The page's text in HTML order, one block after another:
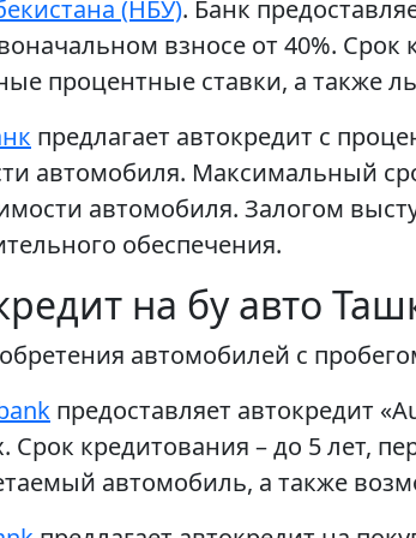
(НБУ). Банк
взносе от 40%. Срок
процентные ставки, а также
предлагает автокредит с
автомобиля. Максимальный
автомобиля. Залогом
обеспечения.
на бу авто
автомобилей с
предоставляет автокредит
Срок кредитования – до 5 лет,
автомобиль, а также